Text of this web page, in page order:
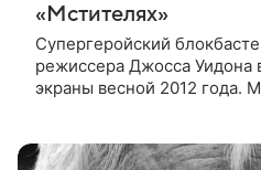
«Мстителях»
Супергеройский
режиссера Джосса
экраны весной 2012 года.